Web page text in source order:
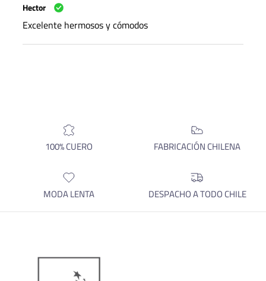
Hector
Excelente hermosos y cómodos
100% CUERO FABRICACIÓN CHILENA
MODA LENTA DESPACHO A TODO CHILE